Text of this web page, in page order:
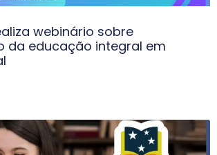
webinário sobre
da educação integral em